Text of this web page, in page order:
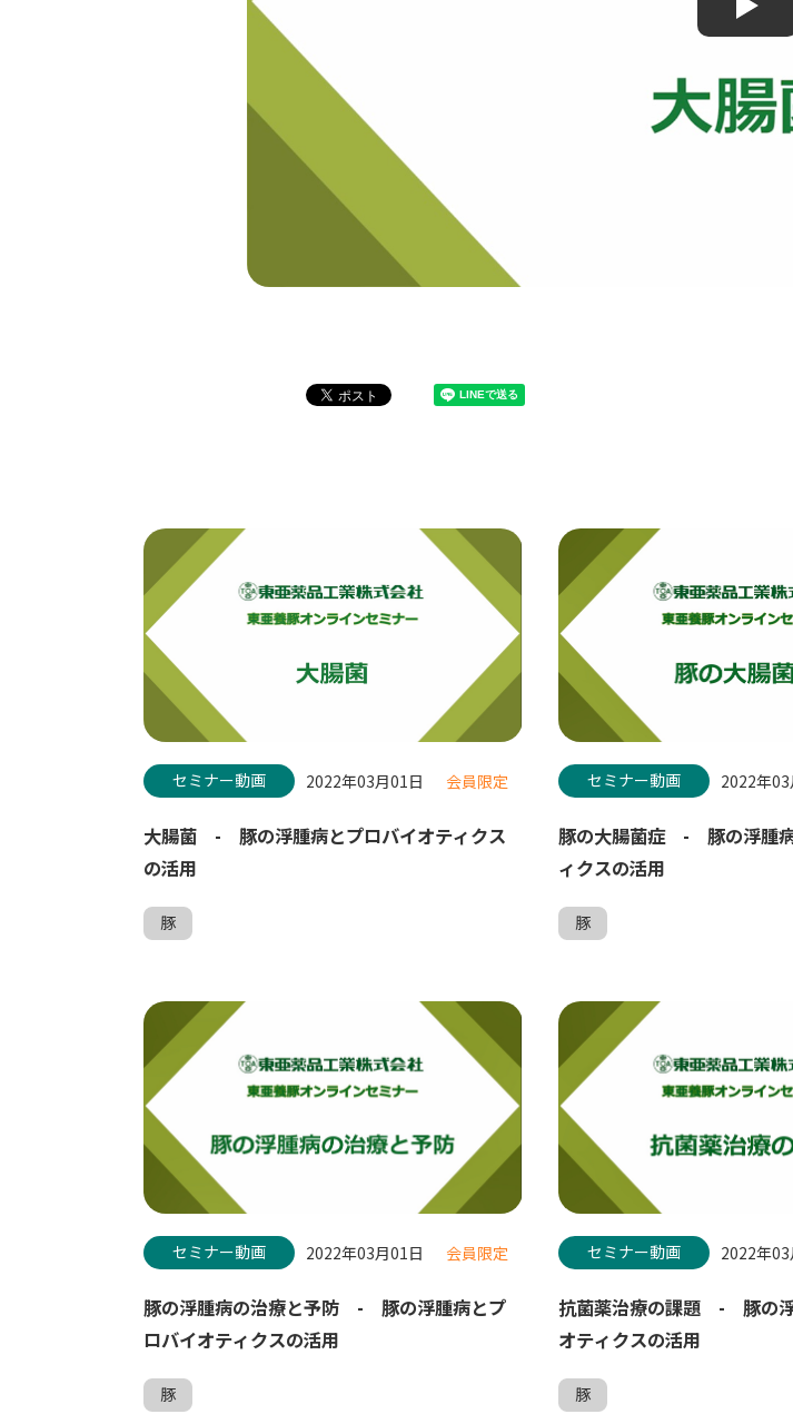
セミナー動画 2022年03月01日 会員限定
大腸菌 - 豚の浮腫病とプロバイオティクス
の活用
豚
セミナー動画 2022年
豚の大腸菌症 - 豚の浮腫
ィクスの活用
豚
セミナー動画 2022年03月01日 会員限定
豚の浮腫病の治療と予防 - 豚の浮腫病とプ
ロバイオティクスの活用
豚
セミナー動画 2022年
抗菌薬治療の課題 - 豚の
オティクスの活用
豚